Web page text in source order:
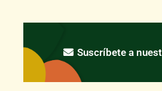
Suscríbete a